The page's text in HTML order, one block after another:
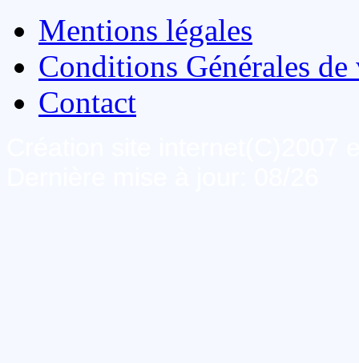
Mentions légales
Conditions Générales de
Contact